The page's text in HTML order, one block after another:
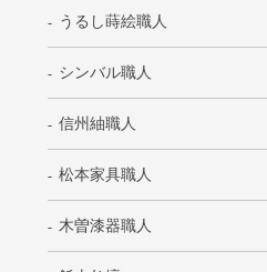
うるし蒔絵職人
シンバル職人
信州紬職人
松本家具職人
木曽漆器職人